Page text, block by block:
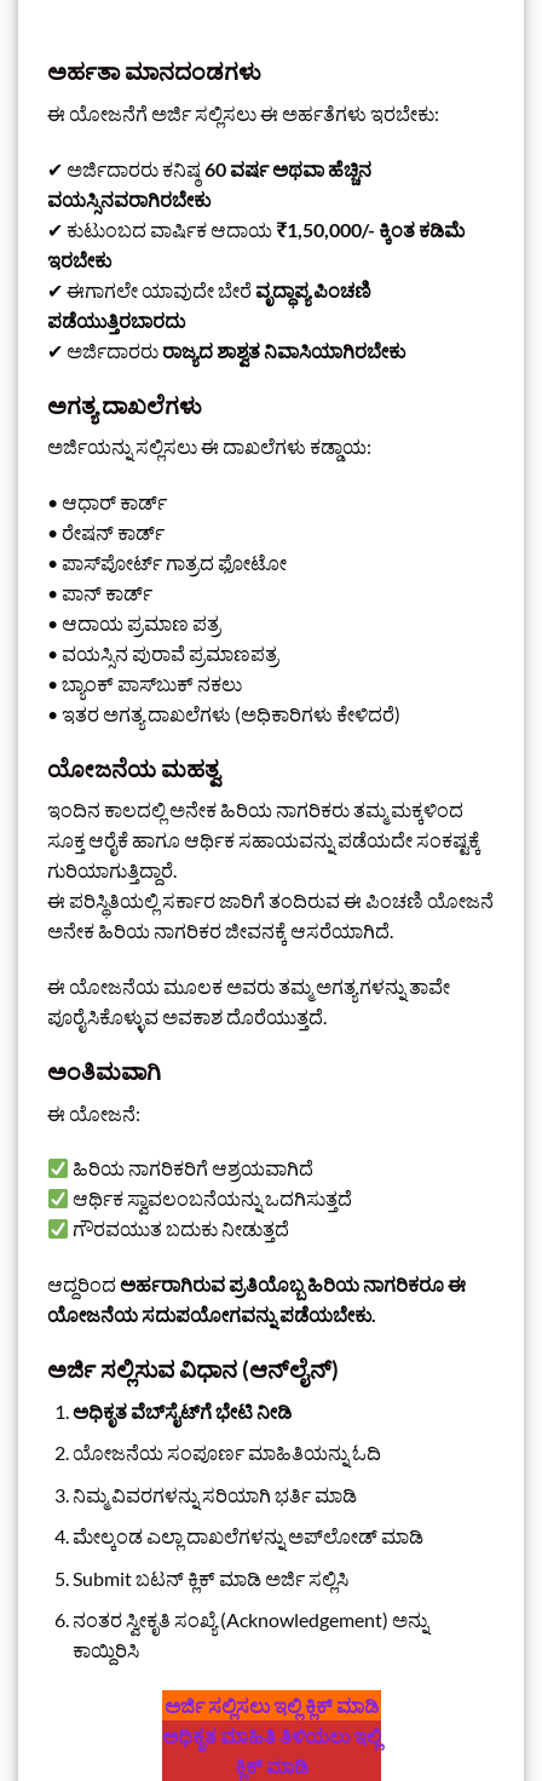
ಅರ್ಹತಾ ಮಾನದಂಡಗಳು
ಈ ಯೋಜನೆಗೆ ಅರ್ಜಿ ಸಲ್ಲಿಸಲು ಈ ಅರ್ಹತೆಗಳು ಇರಬೇಕು:
✔ ಅರ್ಜಿದಾರರು ಕನಿಷ್ಠ 60 ವರ್ಷ ಅಥವಾ ಹೆಚ್ಚಿನ
ವಯಸ್ಸಿನವರಾಗಿರಬೇಕು
✔ ಕುಟುಂಬದ ವಾರ್ಷಿಕ ಆದಾಯ ₹1,50,000/- ಕ್ಕಿಂತ ಕಡಿಮೆ
ಇರಬೇಕು
✔ ಈಗಾಗಲೇ ಯಾವುದೇ ಬೇರೆ ವೃದ್ಧಾಪ್ಯ ಪಿಂಚಣಿ
ಪಡೆಯುತ್ತಿರಬಾರದು
✔ ಅರ್ಜಿದಾರರುರಾಜ್ಯದ ಶಾಶ್ವತ ನಿವಾಸಿಯಾಗಿರಬೇಕು
ಅಗತ್ಯ ದಾಖಲೆಗಳು
ಅರ್ಜಿಯನ್ನು ಸಲ್ಲಿಸಲು ಈ ದಾಖಲೆಗಳು ಕಡ್ಡಾಯ:
• ಆಧಾರ್ ಕಾರ್ಡ್
• ರೇಷನ್ ಕಾರ್ಡ್
• ಪಾಸ್‌ಪೋರ್ಟ್ ಗಾತ್ರದ ಫೋಟೋ
• ಪಾನ್ ಕಾರ್ಡ್
• ಆದಾಯ ಪ್ರಮಾಣ ಪತ್ರ
• ವಯಸ್ಸಿನ ಪುರಾವೆ ಪ್ರಮಾಣಪತ್ರ
• ಬ್ಯಾಂಕ್ ಪಾಸ್‌ಬುಕ್ ನಕಲು
• ಇತರ ಅಗತ್ಯ ದಾಖಲೆಗಳು (ಅಧಿಕಾರಿಗಳು ಕೇಳಿದರೆ)
ಯೋಜನೆಯ ಮಹತ್ವ
ಇಂದಿನ ಕಾಲದಲ್ಲಿ ಅನೇಕ ಹಿರಿಯ ನಾಗರಿಕರು ತಮ್ಮ ಮಕ್ಕಳಿಂದ
ಸೂಕ್ತ ಆರೈಕೆ ಹಾಗೂ ಆರ್ಥಿಕ ಸಹಾಯವನ್ನು ಪಡೆಯದೇ ಸಂಕಷ್ಟಕ್ಕೆ
ಗುರಿಯಾಗುತ್ತಿದ್ದಾರೆ.
ಈ ಪರಿಸ್ಥಿತಿಯಲ್ಲಿ ಸರ್ಕಾರ ಜಾರಿಗೆ ತಂದಿರುವ ಈ ಪಿಂಚಣಿ ಯೋಜನೆ
ಅನೇಕ ಹಿರಿಯ ನಾಗರಿಕರ ಜೀವನಕ್ಕೆ ಆಸರೆಯಾಗಿದೆ.
ಈ ಯೋಜನೆಯ ಮೂಲಕ ಅವರು ತಮ್ಮ ಅಗತ್ಯಗಳನ್ನು ತಾವೇ
ಪೂರೈಸಿಕೊಳ್ಳುವ ಅವಕಾಶ ದೊರೆಯುತ್ತದೆ.
ಅಂತಿಮವಾಗಿ
ಈ ಯೋಜನೆ:
ಹಿರಿಯ ನಾಗರಿಕರಿಗೆ ಆಶ್ರಯವಾಗಿದೆ
ಆರ್ಥಿಕ ಸ್ವಾವಲಂಬನೆಯನ್ನು ಒದಗಿಸುತ್ತದೆ
ಗೌರವಯುತ ಬದುಕು ನೀಡುತ್ತದೆ
ಆದ್ದರಿಂದ ಅರ್ಹರಾಗಿರುವ ಪ್ರತಿಯೊಬ್ಬ ಹಿರಿಯ ನಾಗರಿಕರೂ ಈ
ಯೋಜನೆಯ ಸದುಪಯೋಗವನ್ನು ಪಡೆಯಬೇಕು.
ಅರ್ಜಿ ಸಲ್ಲಿಸುವ ವಿಧಾನ (ಆನ್‌ಲೈನ್)
ಅಧಿಕೃತ ವೆಬ್‌ಸೈಟ್‌ಗೆ ಭೇಟಿ ನೀಡಿ
ಯೋಜನೆಯ ಸಂಪೂರ್ಣ ಮಾಹಿತಿಯನ್ನು ಓದಿ
ನಿಮ್ಮ ವಿವರಗಳನ್ನು ಸರಿಯಾಗಿ ಭರ್ತಿ ಮಾಡಿ
ಮೇಲ್ಕಂಡ ಎಲ್ಲಾ ದಾಖಲೆಗಳನ್ನು ಅಪ್‌ಲೋಡ್ ಮಾಡಿ
Submit ಬಟನ್ ಕ್ಲಿಕ್ ಮಾಡಿ ಅರ್ಜಿ ಸಲ್ಲಿಸಿ
ನಂತರ ಸ್ವೀಕೃತಿ ಸಂಖ್ಯೆ (Acknowledgement) ಅನ್ನು
ಕಾಯ್ದಿರಿಸಿ
ಅರ್ಜಿ ಸಲ್ಲಿಸಲು ಇಲ್ಲಿ ಕ್ಲಿಕ್‌ ಮಾಡಿ
ಅಧಿಕೃತ ಮಾಹಿತಿ ತಿಳಿಯಲು ಇಲ್ಲಿ
ಕ್ಲಿಕ್‌ ಮಾಡಿ